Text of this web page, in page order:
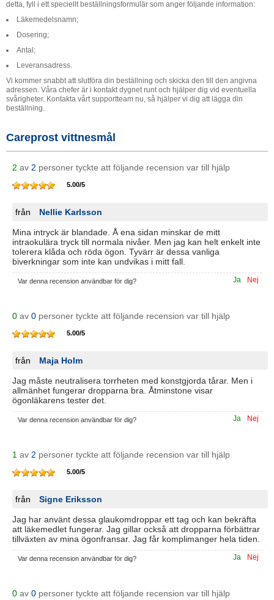
detta, fyll i ett speciellt beställningsformulär som anger följande information:
Läkemedelsnamn;
Dosering;
Antal;
Leveransadress.
Vi kommer snabbt att slutföra din beställning och skicka den till den angivna
adressen. Våra chefer är i kontakt dygnet runt och hjälper dig vid eventuella
svårigheter. Kontakta vårt supportteam nu, så hjälper vi dig att lägga din
beställning.
Careprost vittnesmål
2 av 2 personer tyckte att följande recension var till hjälp
5.00/5
från Nellie Karlsson
Mina intryck är blandade. Å ena sidan minskar de mitt
intraokulära tryck till normala nivåer. Men jag kan helt enkelt inte
tolerera klåda och röda ögon. Tyvärr är dessa vanliga
biverkningar som inte kan undvikas i mitt fall.
Nej
Ja
Var denna recension användbar för dig?
0 av 0 personer tyckte att följande recension var till hjälp
5.00/5
från Maja Holm
Jag måste neutralisera torrheten med konstgjorda tårar. Men i
allmänhet fungerar dropparna bra. Åtminstone visar
ögonläkarens tester det.
Nej
Ja
Var denna recension användbar för dig?
1 av 2 personer tyckte att följande recension var till hjälp
5.00/5
från Signe Eriksson
Jag har använt dessa glaukomdroppar ett tag och kan bekräfta
att läkemedlet fungerar. Jag gillar också att dropparna förbättrar
tillväxten av mina ögonfransar. Jag får komplimanger hela tiden.
Nej
Ja
Var denna recension användbar för dig?
0 av 0 personer tyckte att följande recension var till hjälp